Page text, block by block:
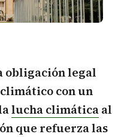
obligación legal
con un
lucha climáticaal
que refuerza las